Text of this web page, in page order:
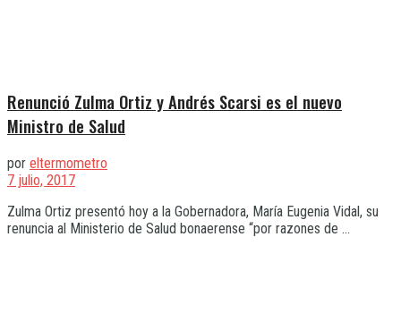
Renunció Zulma Ortiz y Andrés Scarsi es el nuevo
Ministro de Salud
por eltermometro
7 julio, 2017
Zulma Ortiz presentó hoy a la Gobernadora, María Eugenia Vidal, su
renuncia al Ministerio de Salud bonaerense “por razones de ...